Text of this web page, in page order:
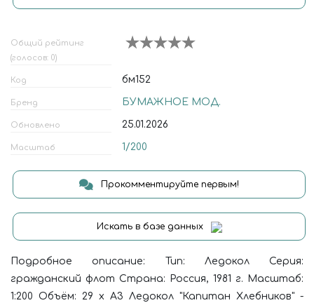
Общий рейтинг
(голосов: 0)
Код бм152
Бренд БУМАЖНОЕ МОД.
Обновлено 25.01.2026
Масштаб 1/200
Прокомментируйте первым!
Искать в базе данных
Подробное описание: Тип: Ледокол Серия:
гражданский флот Страна: Россия, 1981 г. Масштаб:
1:200 Объём: 29 х А3 Ледокол "Капитан Хлебников" -